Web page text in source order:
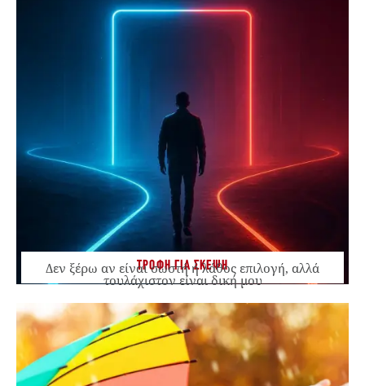
ΤΡΟΦΗ ΓΙΑ ΣΚΕΨΗ
Δεν ξέρω αν είναι σωστή ή λάθος επιλογή, αλλά
τουλάχιστον είναι δική μου